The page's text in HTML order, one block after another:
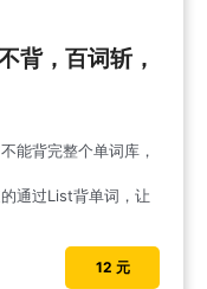
背，百词斩，
能背完整个单词库，
通过List背单词，让
12 元